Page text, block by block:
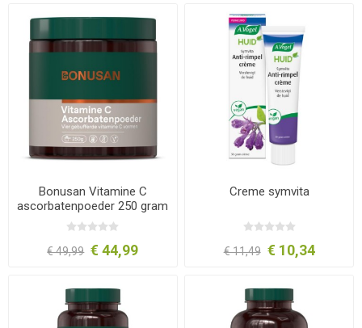
Bonusan Vitamine C
ascorbatenpoeder 250 gram
€ 49,99 € 44,99
Creme symvita
€ 11,49 € 10,34